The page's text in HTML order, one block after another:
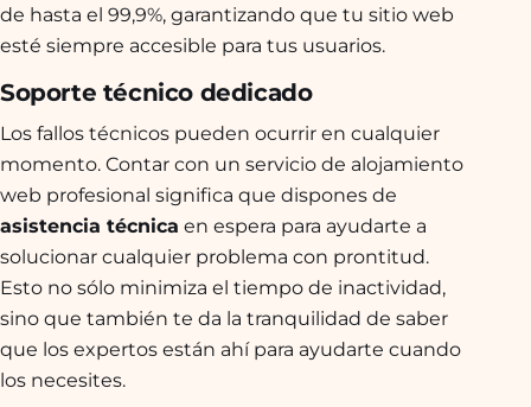
de hasta el 99,9%, garantizando que tu sitio web
esté siempre accesible para tus usuarios.
Soporte técnico dedicado
Los fallos técnicos pueden ocurrir en cualquier
momento. Contar con un servicio de alojamiento
web profesional significa que dispones de
asistencia técnica en espera para ayudarte a
solucionar cualquier problema con prontitud.
Esto no sólo minimiza el tiempo de inactividad,
sino que también te da la tranquilidad de saber
que los expertos están ahí para ayudarte cuando
los necesites.